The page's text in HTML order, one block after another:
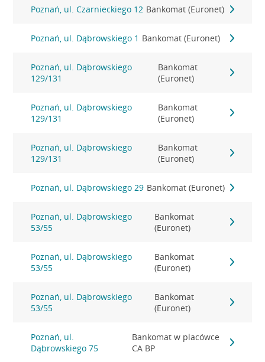
Poznań, ul. Czarnieckiego 12 Bankomat (Euronet)
Poznań, ul. Dąbrowskiego 1 Bankomat (Euronet)
Poznań, ul. Dąbrowskiego
129/131
Bankomat
(Euronet)
Poznań, ul. Dąbrowskiego
129/131
Bankomat
(Euronet)
Poznań, ul. Dąbrowskiego
129/131
Bankomat
(Euronet)
Poznań, ul. Dąbrowskiego 29 Bankomat (Euronet)
Poznań, ul. Dąbrowskiego
53/55
Bankomat
(Euronet)
Poznań, ul. Dąbrowskiego
53/55
Bankomat
(Euronet)
Poznań, ul. Dąbrowskiego
53/55
Bankomat
(Euronet)
Poznań, ul.
Dąbrowskiego 75
Bankomat w placówce
CA BP